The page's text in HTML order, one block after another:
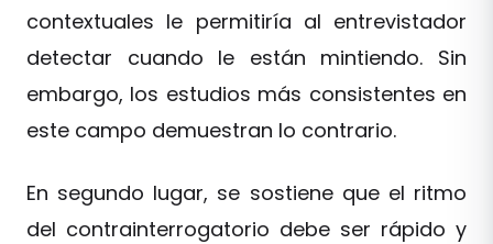
contextuales le permitiría al entrevistador
detectar cuando le están mintiendo. Sin
embargo, los estudios más consistentes en
este campo demuestran lo contrario.
En segundo lugar, se sostiene que el ritmo
del contrainterrogatorio debe ser rápido y